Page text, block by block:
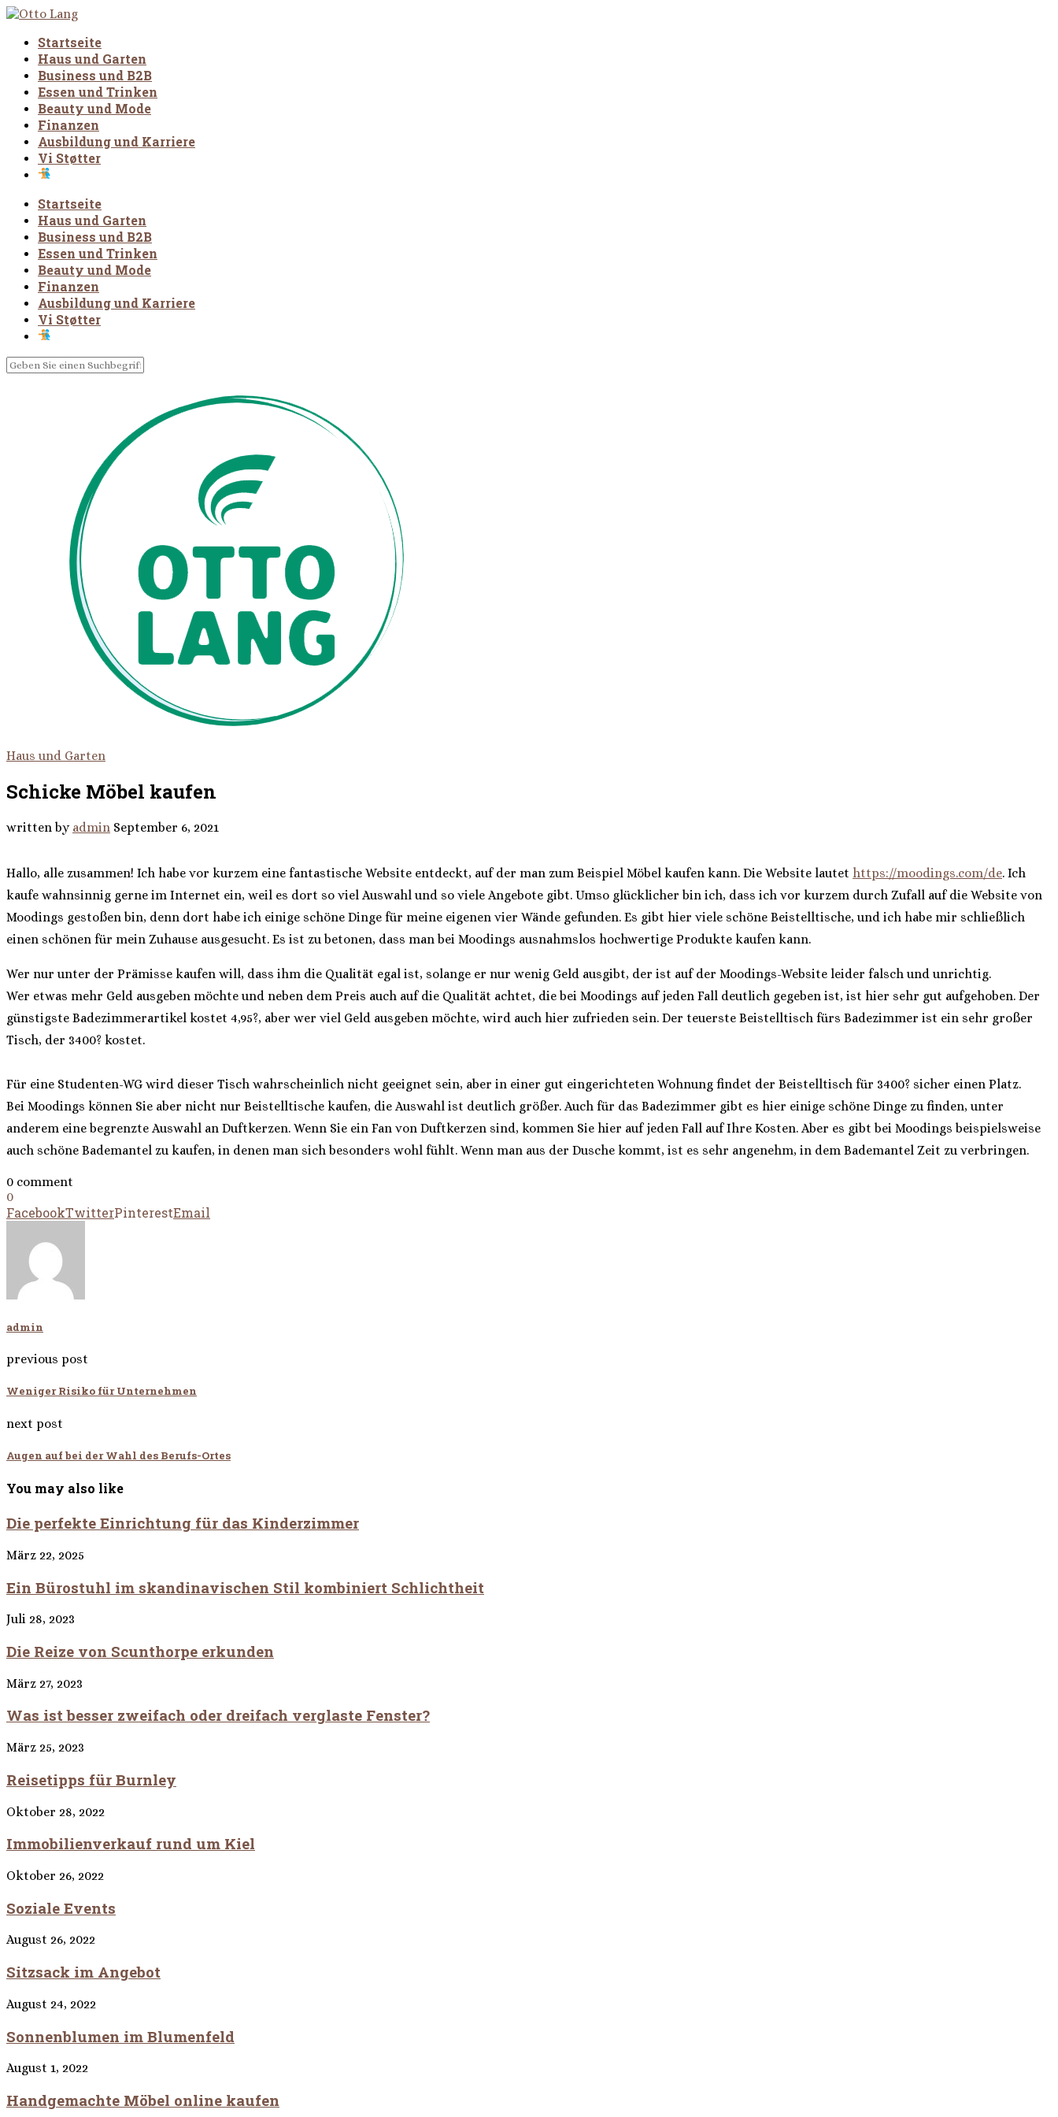
Startseite
Haus und Garten
Business und B2B
Essen und Trinken
Beauty und Mode
Finanzen
Ausbildung und Karriere
Vi Støtter
Startseite
Haus und Garten
Business und B2B
Essen und Trinken
Beauty und Mode
Finanzen
Ausbildung und Karriere
Vi Støtter
Haus und Garten
Schicke Möbel kaufen
written by admin September 6, 2021
Hallo, alle zusammen! Ich habe vor kurzem eine fantastische Website entdeckt, auf der man zum Beispiel Möbel kaufen kann. Die Website lautet https://moodings.com/de. Ich
kaufe wahnsinnig gerne im Internet ein, weil es dort so viel Auswahl und so viele Angebote gibt. Umso glücklicher bin ich, dass ich vor kurzem durch Zufall auf die Website von
Moodings gestoßen bin, denn dort habe ich einige schöne Dinge für meine eigenen vier Wände gefunden. Es gibt hier viele schöne Beistelltische, und ich habe mir schließlich
einen schönen für mein Zuhause ausgesucht. Es ist zu betonen, dass man bei Moodings ausnahmslos hochwertige Produkte kaufen kann.
Wer nur unter der Prämisse kaufen will, dass ihm die Qualität egal ist, solange er nur wenig Geld ausgibt, der ist auf der Moodings-Website leider falsch und unrichtig.
Wer etwas mehr Geld ausgeben möchte und neben dem Preis auch auf die Qualität achtet, die bei Moodings auf jeden Fall deutlich gegeben ist, ist hier sehr gut aufgehoben. Der
günstigste Badezimmerartikel kostet 4,95?, aber wer viel Geld ausgeben möchte, wird auch hier zufrieden sein. Der teuerste Beistelltisch fürs Badezimmer ist ein sehr großer
Tisch, der 3400? kostet.
Für eine Studenten-WG wird dieser Tisch wahrscheinlich nicht geeignet sein, aber in einer gut eingerichteten Wohnung findet der Beistelltisch für 3400? sicher einen Platz.
Bei Moodings können Sie aber nicht nur Beistelltische kaufen, die Auswahl ist deutlich größer. Auch für das Badezimmer gibt es hier einige schöne Dinge zu finden, unter
anderem eine begrenzte Auswahl an Duftkerzen. Wenn Sie ein Fan von Duftkerzen sind, kommen Sie hier auf jeden Fall auf Ihre Kosten. Aber es gibt bei Moodings beispielsweise
auch schöne Bademantel zu kaufen, in denen man sich besonders wohl fühlt. Wenn man aus der Dusche kommt, ist es sehr angenehm, in dem Bademantel Zeit zu verbringen.
0 comment
0
FacebookTwitterPinterestEmail
admin
previous post
Weniger Risiko für Unternehmen
next post
Augen auf bei der Wahl des Berufs-Ortes
You may also like
Die perfekte Einrichtung für das Kinderzimmer
März 22, 2025
Ein Bürostuhl im skandinavischen Stil kombiniert Schlichtheit
Juli 28, 2023
Die Reize von Scunthorpe erkunden
März 27, 2023
Was ist besser zweifach oder dreifach verglaste Fenster?
März 25, 2023
Reisetipps für Burnley
Oktober 28, 2022
Immobilienverkauf rund um Kiel
Oktober 26, 2022
Soziale Events
August 26, 2022
Sitzsack im Angebot
August 24, 2022
Sonnenblumen im Blumenfeld
August 1, 2022
Handgemachte Möbel online kaufen